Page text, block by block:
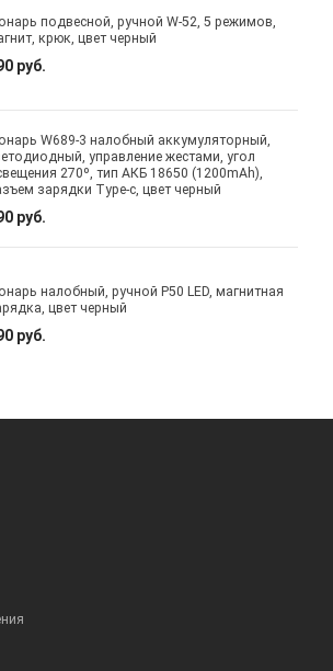
подвесной, ручной W-52, 5 режимов,
крюк, цвет черный
руб.
W689-3 налобный аккумуляторный,
управление жестами, угол
270º, тип АКБ 18650 (1200mAh),
зарядки Type-c, цвет черный
руб.
налобный, ручной P50 LED, магнитная
цвет черный
руб.